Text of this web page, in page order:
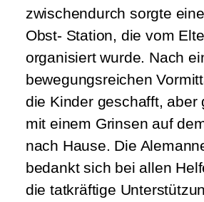
zwischendurch sorgte
Obst- Station, die vom
organisiert wurde. Nach
bewegungsreichen
die Kinder geschafft, aber
mit einem Grinsen auf
nach Hause. Die
bedankt sich bei allen
die tatkräftige